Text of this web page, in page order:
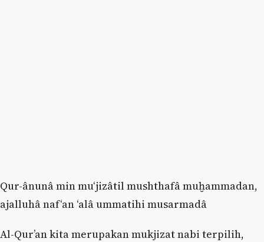
Qur-ânunâ min mu‘jizâtil mushthafâ muḫammadan,
ajalluhâ naf‘an ‘alâ ummatihi musarmadâ
Al-Qur’an kita merupakan mukjizat nabi terpilih,